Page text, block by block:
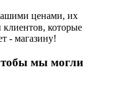
ценами, их
которые
- магазину!
мы могли